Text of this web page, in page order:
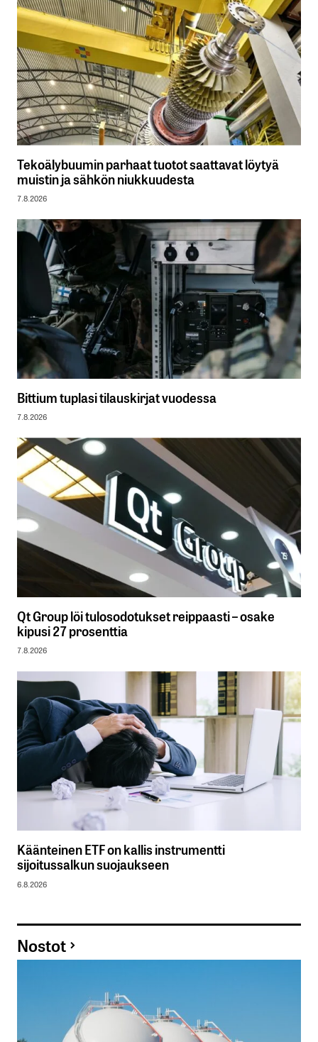
Tekoälybuumin parhaat tuotot saattavat löytyä
muistin ja sähkön niukkuudesta
7.8.2026
Bittium tuplasi tilauskirjat vuodessa
7.8.2026
Qt Group löi tulosodotukset reippaasti – osake
kipusi 27 prosenttia
7.8.2026
Käänteinen ETF on kallis instrumentti
sijoitussalkun suojaukseen
6.8.2026
Nostot